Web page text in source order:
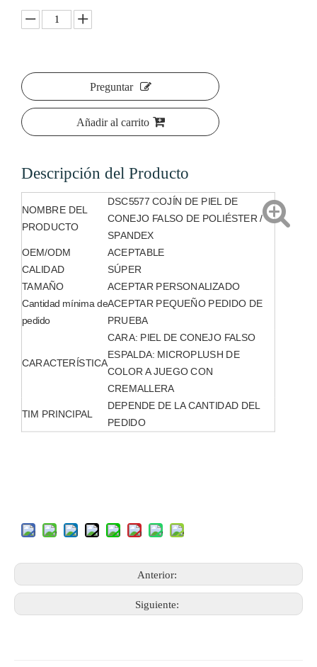
Preguntar
Añadir al carrito
Descripción del Producto
NOMBRE DEL
PRODUCTO
DSC5577 COJÍN DE PIEL DE
CONEJO FALSO DE POLIÉSTER /
SPANDEX
OEM/ODM ACEPTABLE
CALIDAD
SÚPER
TAMAÑO
ACEPTAR PERSONALIZADO
Cantidad mínima de
pedido
ACEPTAR PEQUEÑO PEDIDO DE
PRUEBA
CARACTERÍSTICA
CARA: PIEL DE CONEJO FALSO
ESPALDA: MICROPLUSH DE
COLOR A JUEGO CON
CREMALLERA
TIM PRINCIPAL
DEPENDE DE LA CANTIDAD DEL
PEDIDO
Anterior:
Siguiente: